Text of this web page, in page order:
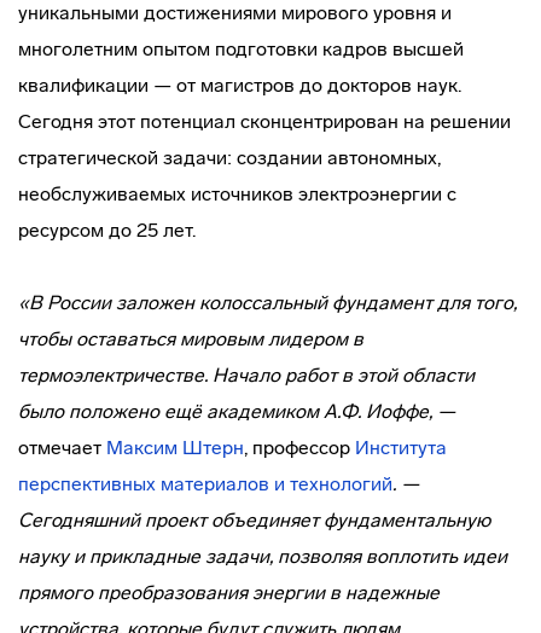
уникальными достижениями мирового уровня и
многолетним опытом подготовки кадров высшей
квалификации — от магистров до докторов наук.
Сегодня этот потенциал сконцентрирован на решении
стратегической задачи: создании автономных,
необслуживаемых источников электроэнергии с
ресурсом до 25 лет.
«В России заложен колоссальный фундамент для того,
чтобы оставаться мировым лидером в
термоэлектричестве. Начало работ в этой области
было положено ещё академиком А.Ф. Иоффе, —
отмечает Максим Штерн, профессор Института
перспективных материалов и технологий. —
Сегодняшний проект объединяет фундаментальную
науку и прикладные задачи, позволяя воплотить идеи
прямого преобразования энергии в надежные